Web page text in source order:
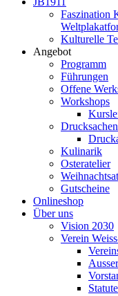
Faszination
Kulturelle
Angebot
Programm
Führungen
Offene
Workshops
Kulinarik
Osteratelier
Gutscheine
Onlineshop
Über uns
Vision 2030
Verein